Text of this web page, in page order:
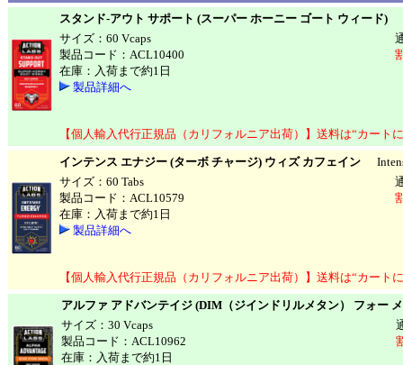
スタンド-アウト サポート (スーパー ホーニー ゴート ウィード)
サイズ：60 Vcaps
製品コード：ACL10400
在庫：入荷まで約1日
製品詳細へ
【個人輸入代行正規品（カリフォルニア出荷）】送料は“カート
インテンス エナジー (ターボ チャージ) ウィズ カフェイン
サイズ：60 Tabs
製品コード：ACL10579
在庫：入荷まで約1日
製品詳細へ
【個人輸入代行正規品（カリフォルニア出荷）】送料は“カート
アルファ アドバンテイジ (DIM（ジインドリルメタン） フォー
サイズ：30 Vcaps
製品コード：ACL10962
在庫：入荷まで約1日